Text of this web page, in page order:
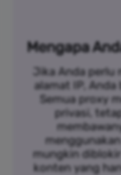
Mengapa
Jika Anda
alamat IP, Anda
Semua proxy
privasi,
mungkin
konten yang